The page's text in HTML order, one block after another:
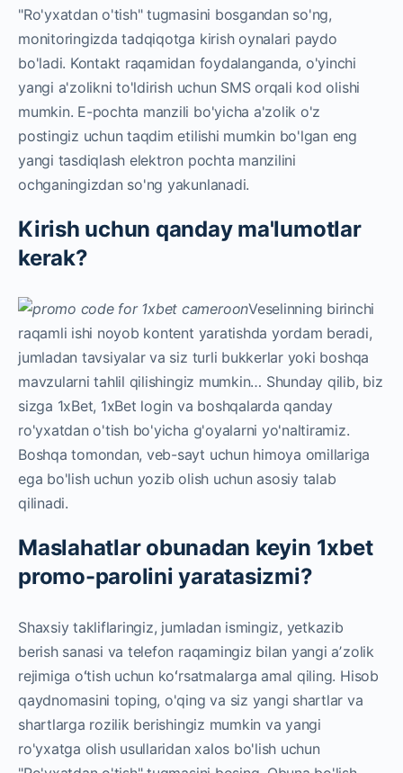
"Ro'yxatdan o'tish" tugmasini bosgandan so'ng,
monitoringizda tadqiqotga kirish oynalari paydo
bo'ladi. Kontakt raqamidan foydalanganda, o'yinchi
yangi a'zolikni to'ldirish uchun SMS orqali kod olishi
mumkin. E-pochta manzili bo'yicha a'zolik o'z
postingiz uchun taqdim etilishi mumkin bo'lgan eng
yangi tasdiqlash elektron pochta manzilini
ochganingizdan so'ng yakunlanadi.
Kirish uchun qanday ma'lumotlar
kerak?
Veselinning birinchi
raqamli ishi noyob kontent yaratishda yordam beradi,
jumladan tavsiyalar va siz turli bukkerlar yoki boshqa
mavzularni tahlil qilishingiz mumkin… Shunday qilib, biz
sizga 1xBet, 1xBet login va boshqalarda qanday
ro'yxatdan o'tish bo'yicha g'oyalarni yo'naltiramiz.
Boshqa tomondan, veb-sayt uchun himoya omillariga
ega bo'lish uchun yozib olish uchun asosiy talab
qilinadi.
Maslahatlar obunadan keyin 1xbet
promo-parolini yaratasizmi?
Shaxsiy takliflaringiz, jumladan ismingiz, yetkazib
berish sanasi va telefon raqamingiz bilan yangi aʼzolik
rejimiga oʻtish uchun koʻrsatmalarga amal qiling. Hisob
qaydnomasini toping, o'qing va siz yangi shartlar va
shartlarga rozilik berishingiz mumkin va yangi
ro'yxatga olish usullaridan xalos bo'lish uchun